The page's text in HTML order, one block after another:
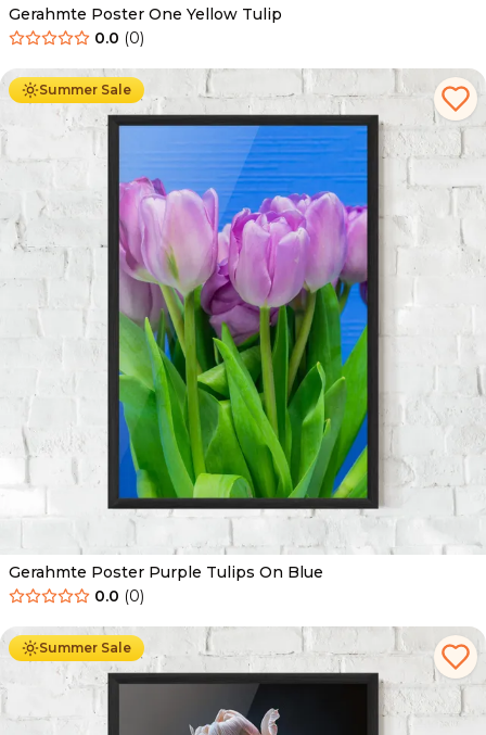
Gerahmte Poster One Yellow Tulip
0.0 (0)
Summer Sale
Ab 49.90 € 29.90
Gerahmte Poster Purple Tulips On Blue
0.0 (0)
Summer Sale
Ab 49.90 € 29.90